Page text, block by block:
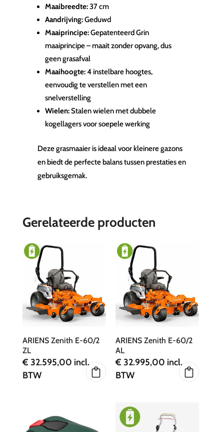
Maaibreedte:37 cm
Aandrijving:Geduwd
Maaiprincipe:Gepatenteerd Grin
maaiprincipe – maait zonder opvang, dus
geen grasafval
Maaihoogte:4 instelbare hoogtes,
eenvoudig te verstellen met een
snelverstelling
Wielen:Stalen wielen met dubbele
kogellagers voor soepele werking
Deze grasmaaier is ideaal voor kleinere gazons
en biedt de perfecte balans tussen prestaties en
gebruiksgemak.
Gerelateerde producten
ARIENS Zenith E-60/2
ZL
€ 32.595,00 incl.
BTW
ARIENS Zenith E-60/2
AL
€ 32.995,00 incl.
BTW